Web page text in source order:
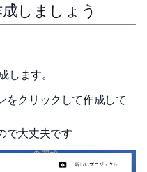
しましょう
します。
をクリックして作成して
で大丈夫です